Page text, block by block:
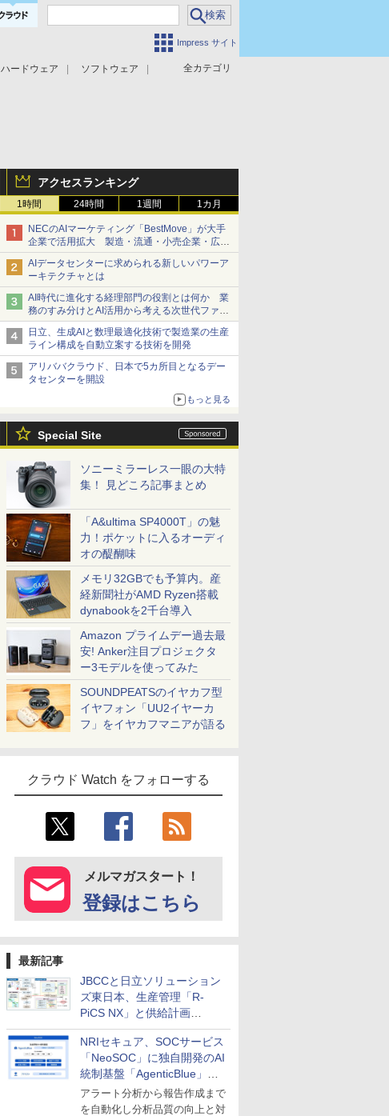
Impress サイト
全カテゴリ
ハードウェア
ソフトウェア
アクセスランキング
1時間 24時間 1週間 1カ月
NECのAIマーケティング「BestMove」が大手
企業で活用拡大 製造・流通・小売企業・広告
代理店などが実装フェーズへ
AIデータセンターに求められる新しいパワーア
ーキテクチャとは
AI時代に進化する経理部門の役割とは何か 業
務のすみ分けとAI活用から考える次世代ファイ
ナンス戦略
日立、生成AIと数理最適化技術で製造業の生産
ライン構成を自動立案する技術を開発
アリババクラウド、日本で5カ所目となるデー
タセンターを開設
もっと見る
Special Site
ソニーミラーレス一眼の大特
集！ 見どころ記事まとめ
「A&ultima SP4000T」の魅
力！ポケットに入るオーディ
オの醍醐味
メモリ32GBでも予算内。産
経新聞社がAMD Ryzen搭載
dynabookを2千台導入
Amazon プライムデー過去最
安! Anker注目プロジェクタ
ー3モデルを使ってみた
SOUNDPEATSのイヤカフ型
イヤフォン「UU2イヤーカ
フ」をイヤカフマニアが語る
クラウド Watch をフォローする
メルマガスタート！
登録はこちら
最新記事
JBCCと日立ソリューション
ズ東日本、生産管理「R-
PiCS NX」と供給計画
「scSQUARE ISP」の連携サ
ービスを提供開始
NRIセキュア、SOCサービス
「NeoSOC」に独自開発のAI
統制基盤「AgenticBlue」を
導入
アラート分析から報告作成まで
を自動化し分析品質の向上と対